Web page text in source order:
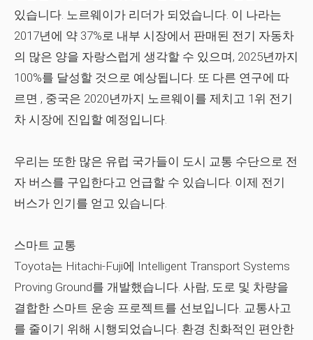
있습니다. 노르웨이가 리더가 되었습니다. 이 나라는
2017년에 약 37%로 내부 시장에서 판매된 전기 자동차
의 많은 양을 자랑스럽게 생각할 수 있으며, 2025년까지
100%를 달성할 것으로 예상됩니다. 또 다른 연구에 따
르면 , 중국은 2020년까지 노르웨이를 제치고 1위 전기
차 시장에 진입할 예정입니다.
우리는 또한 많은 유럽 국가들이 도시 교통 수단으로 전
자 버스를 구입한다고 언급할 수 있습니다. 이제 전기
버스가 인기를 얻고 있습니다.
스마트 교통
Toyota는 Hitachi-Fuji에 Intelligent Transport Systems
Proving Ground를 개발했습니다. 사람, 도로 및 차량을
결합한 스마트 운송 프로젝트를 선보입니다. 교통사고
를 줄이기 위해 시행되었습니다. 환경 친화적인 편안한